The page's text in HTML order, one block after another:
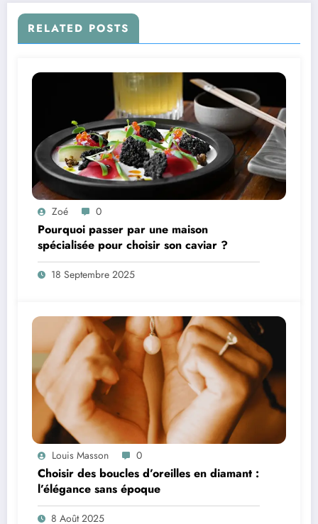
RELATED POSTS
Zoé 0
Pourquoi passer par une maison
spécialisée pour choisir son caviar ?
18 Septembre 2025
Louis Masson 0
Choisir des boucles d’oreilles en diamant :
l’élégance sans époque
8 Août 2025